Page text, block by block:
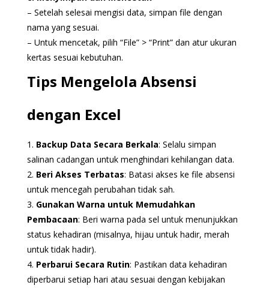
– Setelah selesai mengisi data, simpan file dengan
nama yang sesuai.
– Untuk mencetak, pilih “File” > “Print” dan atur ukuran
kertas sesuai kebutuhan.
Tips Mengelola Absensi
dengan Excel
1. Backup Data Secara Berkala: Selalu simpan
salinan cadangan untuk menghindari kehilangan data.
2. Beri Akses Terbatas: Batasi akses ke file absensi
untuk mencegah perubahan tidak sah.
3. Gunakan Warna untuk Memudahkan
Pembacaan: Beri warna pada sel untuk menunjukkan
status kehadiran (misalnya, hijau untuk hadir, merah
untuk tidak hadir).
4. Perbarui Secara Rutin: Pastikan data kehadiran
diperbarui setiap hari atau sesuai dengan kebijakan